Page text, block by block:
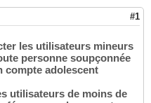
#1
les utilisateurs mineurs
personne soupçonnée
compte adolescent
utilisateurs de moins de